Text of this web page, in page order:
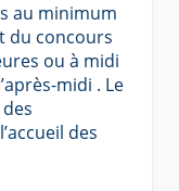
au minimum
du concours
ou à midi
midi . Le
des